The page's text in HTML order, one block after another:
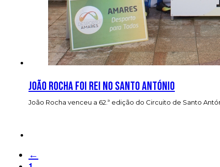
João Rocha foi rei no Santo António
João Rocha venceu a 62.ª edição do Circuito de Santo
←